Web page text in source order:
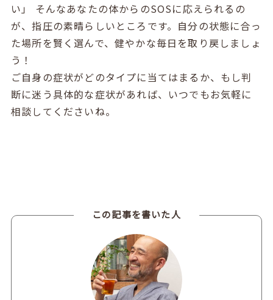
い」 そんなあなたの体からのSOSに応えられるの
が、指圧の素晴らしいところです。自分の状態に合っ
た場所を賢く選んで、健やかな毎日を取り戻しましょ
う！
ご自身の症状がどのタイプに当てはまるか、もし判
断に迷う具体的な症状があれば、いつでもお気軽に
相談してくださいね。
この記事を書いた人